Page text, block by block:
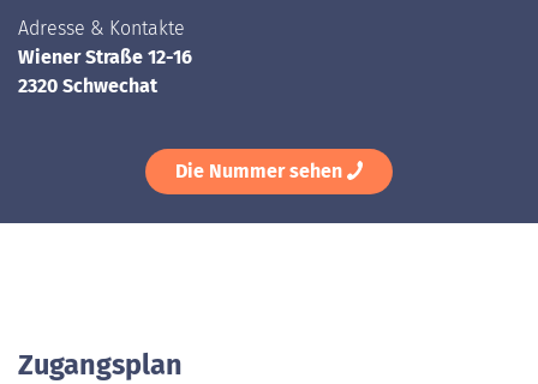
Adresse & Kontakte
Wiener Straße 12-16
2320 Schwechat
Die Nummer sehen
Zugangsplan